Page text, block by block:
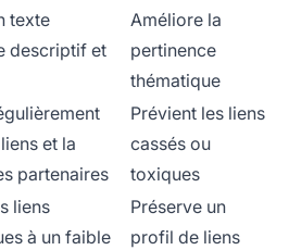
texte
descriptif et
Améliore la
pertinence
thématique
et la
partenaires
Prévient les liens
cassés ou
toxiques
liens
à un faible
Préserve un
profil de liens